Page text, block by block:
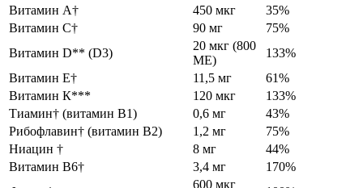
Витамин А† 450 мкг
35%
Витамин C†
90 мг
75%
Витамин D** (D3)
20 мкг (800
МЕ)
133%
Витамин Е†
11,5 мг
61%
Витамин К***
120 мкг
133%
Тиамин† (витамин B1)
0,6 мг
43%
Рибофлавин† (витамин B2)
1,2 мг
75%
Ниацин †
8 мг
44%
Витамин B6†
3,4 мг
170%
600 мкг